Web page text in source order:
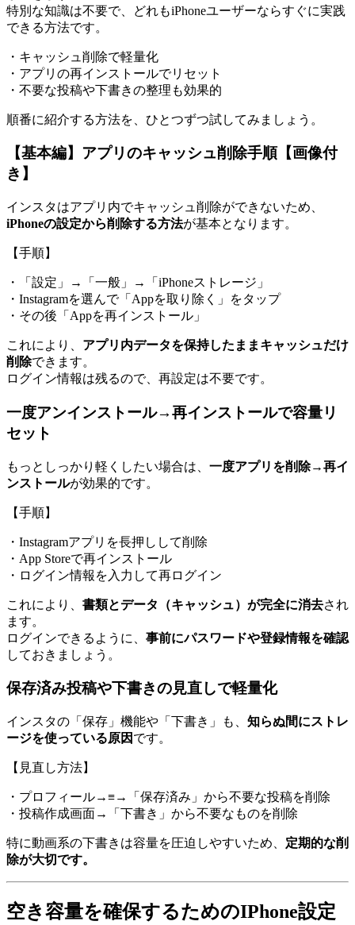
特別な知識は不要で、どれもiPhoneユーザーならすぐに実践
できる方法です。
・キャッシュ削除で軽量化
・アプリの再インストールでリセット
・不要な投稿や下書きの整理も効果的
順番に紹介する方法を、ひとつずつ試してみましょう。
【基本編】アプリのキャッシュ削除手順【画像付
き】
インスタはアプリ内でキャッシュ削除ができないため、
iPhoneの設定から削除する方法が基本となります。
【手順】
・「設定」→「一般」→「iPhoneストレージ」
・Instagramを選んで「Appを取り除く」をタップ
・その後「Appを再インストール」
これにより、 アプリ内データを保持したままキャッシュだけ
削除できます。
ログイン情報は残るので、再設定は不要です。
一度アンインストール→再インストールで容量リ
セット
もっとしっかり軽くしたい場合は、 一度アプリを削除→再イ
ンストールが効果的です。
【手順】
・Instagramアプリを長押しして削除
・App Storeで再インストール
・ログイン情報を入力して再ログイン
これにより、 書類とデータ（キャッシュ）が完全に消去され
ます。
ログインできるように、 事前にパスワードや登録情報を確認
しておきましょう。
保存済み投稿や下書きの見直しで軽量化
インスタの「保存」機能や「下書き」も、 知らぬ間にストレ
ージを使っている原因 です。
【見直し方法】
・プロフィール→≡→「保存済み」から不要な投稿を削除
・投稿作成画面→「下書き」から不要なものを削除
特に動画系の下書きは容量を圧迫しやすいため、 定期的な削
除が大切です。
空き容量を確保するためのIPhone設定